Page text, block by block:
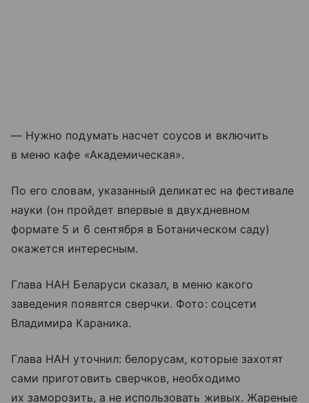
— Нужно подумать насчет соусов и включить
в меню кафе «Академическая».
По его словам, указанный деликатес на фестивале
науки (он пройдет впервые в двухдневном
формате 5 и 6 сентября в Ботаническом саду)
окажется интересным.
Глава НАН Беларуси сказал, в меню какого
заведения появятся сверчки. Фото: соцсети
Владимира Караника.
Глава НАН уточнил: белорусам, которые захотят
сами приготовить сверчков, необходимо
их заморозить, а не использовать живых. Жареные